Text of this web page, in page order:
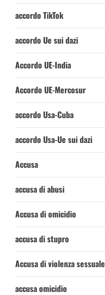
accordo TikTok
accordo Ue sui dazi
Accordo UE-India
Accordo UE-Mercosur
accordo Usa-Cuba
accordo Usa-Ue sui dazi
Accusa
accusa di abusi
Accusa di omicidio
accusa di stupro
Accusa di violenza sessuale
accusa omicidio